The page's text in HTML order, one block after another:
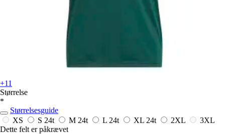
+11
Størrelse
*
Størrelsesguide
XS
S 24t M 24t L 24t XL 24t 2XL
3XL
Dette felt er påkrævet